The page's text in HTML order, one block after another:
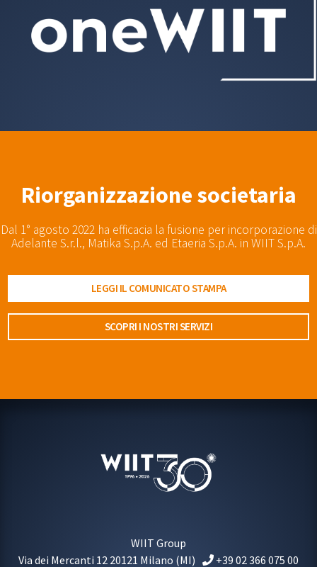
Riorganizzazione societaria
Dal 1° agosto 2022 ha efficacia la fusione per incorporazione di
Adelante S.r.l., Matika S.p.A. ed Etaeria S.p.A. in WIIT S.p.A.
LEGGI IL COMUNICATO STAMPA
SCOPRI I NOSTRI SERVIZI
WIIT Group
Via dei Mercanti 12 20121 Milano (MI) +39 02 366 075 00